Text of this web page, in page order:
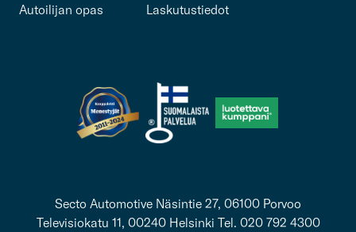
Autoilijan opas
Laskutustiedot
Secto Automotive Näsintie 27, 06100 Porvoo
Televisiokatu 11, 00240 Helsinki Tel. 020 792 4300